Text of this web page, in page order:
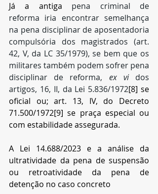
Já a antiga pena criminal de
reforma iria encontrar semelhança
na pena disciplinar de aposentadoria
compulsória dos magistrados (art.
42, V, da LC 35/1979), se bem que os
militares também podem sofrer pena
disciplinar de reforma, ex vi dos
artigos, 16, II, da Lei 5.836/1972[8] se
oficial ou; art. 13, IV, do Decreto
71.500/1972[9] se praça especial ou
com estabilidade assegurada.
A Lei 14.688/2023 e a análise da
ultratividade da pena de suspensão
ou retroatividade da pena de
detenção no caso concreto